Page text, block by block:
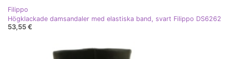
Filippo
Högklackade damsandaler med elastiska band, svart Filippo DS6262
53,55 €